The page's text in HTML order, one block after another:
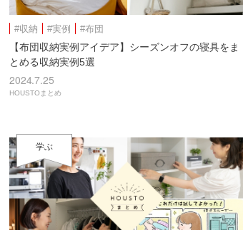
#収納 #実例 #布団
【布団収納実例アイデア】シーズンオフの寝具をま
とめる収納実例5選
2024.7.25
HOUSTOまとめ
学ぶ